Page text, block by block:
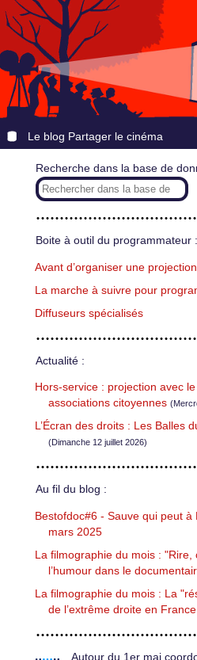
Le blog Partager le cinéma
Recherche dans la base de
Boite à outil du programmateur :
Avant d’organiser une
La marche à suivre pour
Diffuseurs spécialisés
Actualité :
Hors-service : projection avec
associations citoyennes
L’Écran des droits : Les Balles
(Dimanche 12 juillet 2026)
Au fil du blog :
Bestofdoc#6 - Sauve qui peut à
mars 2025
La filmographie du mois : "Rire,
l’humour dans le
La filmographie du mois : La
de l’extrême droite en
Autour du 1er mai